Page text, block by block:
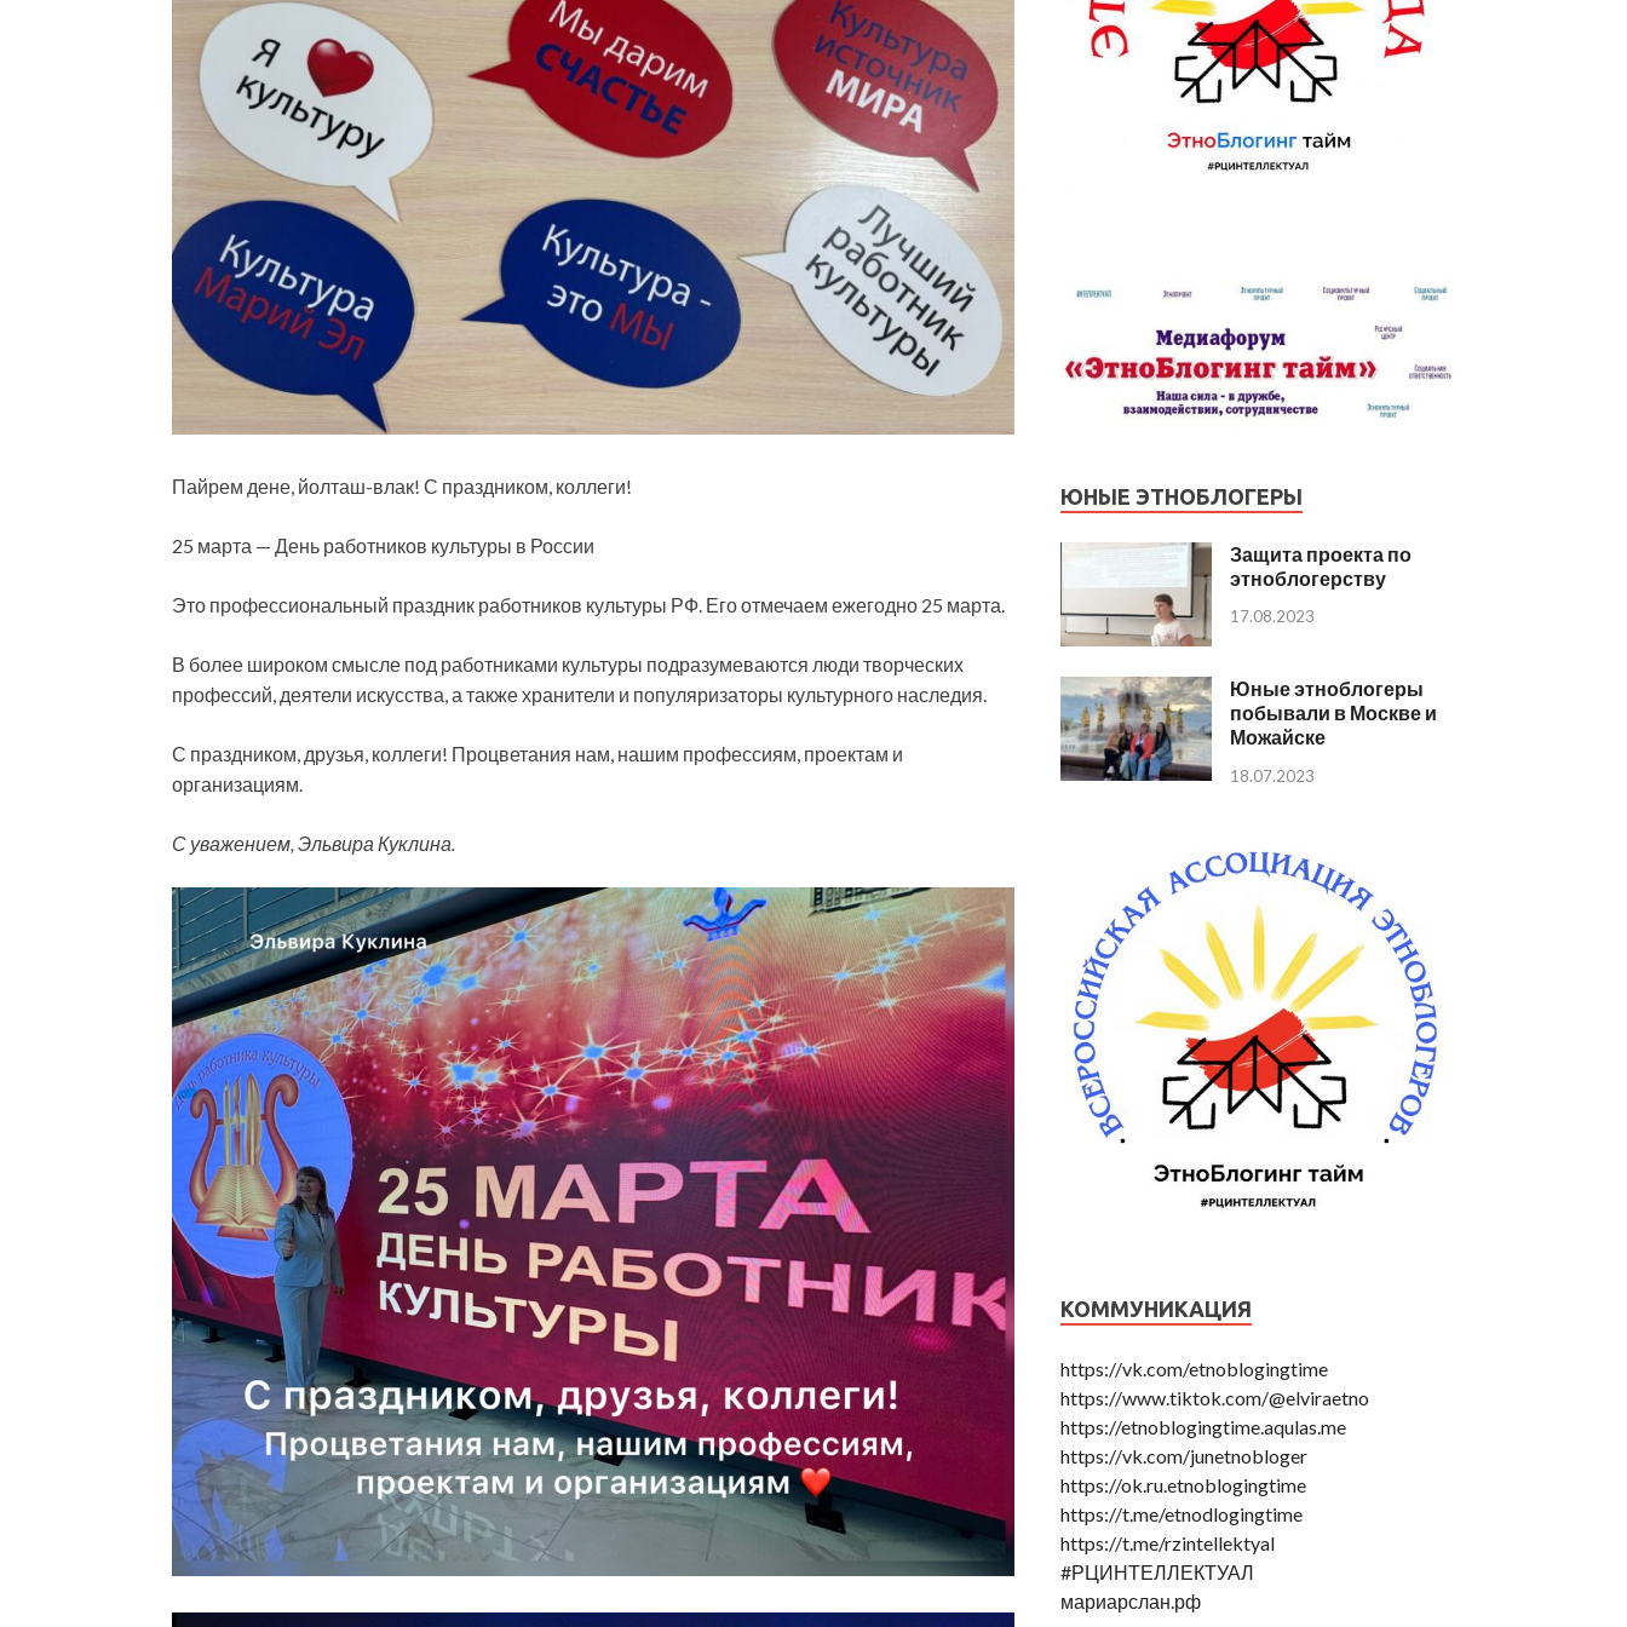
Пайрем дене, йолташ-влак! С праздником, коллеги!
25 марта — День работников культуры в России
Это профессиональный праздник работников культуры РФ. Его отмечаем ежегодно 25 марта.
В более широком смысле под работниками культуры подразумеваются люди творческих
профессий, деятели искусства, а также хранители и популяризаторы культурного наследия.
С праздником, друзья, коллеги! Процветания нам, нашим профессиям, проектам и
организациям.
С уважением, Эльвира Куклина.
ЮНЫЕ ЭТНОБЛОГЕРЫ
Защита проекта по
этноблогерству
17.08.2023
Юные этноблогеры
побывали в Москве и
Можайске
18.07.2023
КОММУНИКАЦИЯ
https://vk.com/etnoblogingtime
https://www.tiktok.com/@elviraetno
https://etnoblogingtime.aqulas.me
https://vk.com/junetnobloger
https://ok.ru.etnoblogingtime
https://t.me/etnodlogingtime
https://t.me/rzintellektyal
#РЦИНТЕЛЛЕКТУАЛ
мариарслан.рф